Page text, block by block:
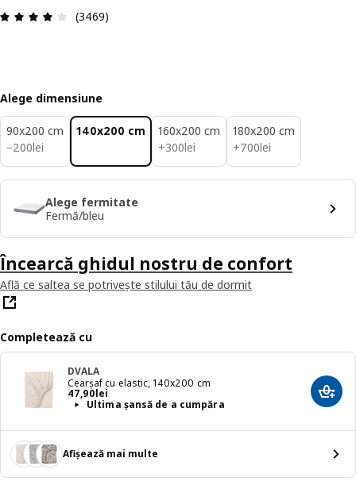
Prezentare generală: 4 din 5 stele Total
(3469)
Alege dimensiune
90x200 cm
−200lei
200lei
140x200 cm
160x200 cm
+300lei
300lei
180x200 cm
+700lei
700lei
Alege fermitate
Fermă/bleu
Încearcă ghidul nostru de confort
Află ce saltea se potrivește stilului tău de dormit
Completează cu
DVALA
Cearșaf cu elastic, 140x200 cm
47,90lei
Preț 47,90lei
Ultima șansă de a cumpăra
Afișează mai multe